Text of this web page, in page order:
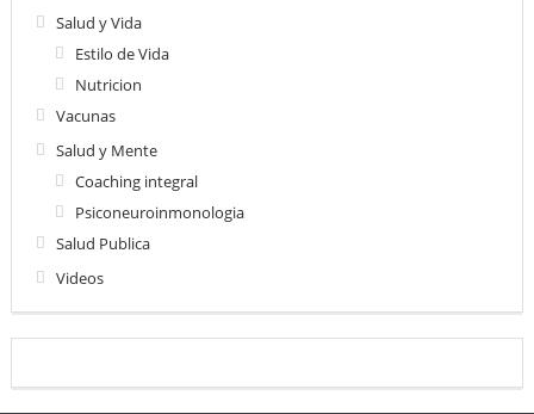
Salud y Vida
Estilo de Vida
Nutricion
Vacunas
Salud y Mente
Coaching integral
Psiconeuroinmonologia
Salud Publica
Videos